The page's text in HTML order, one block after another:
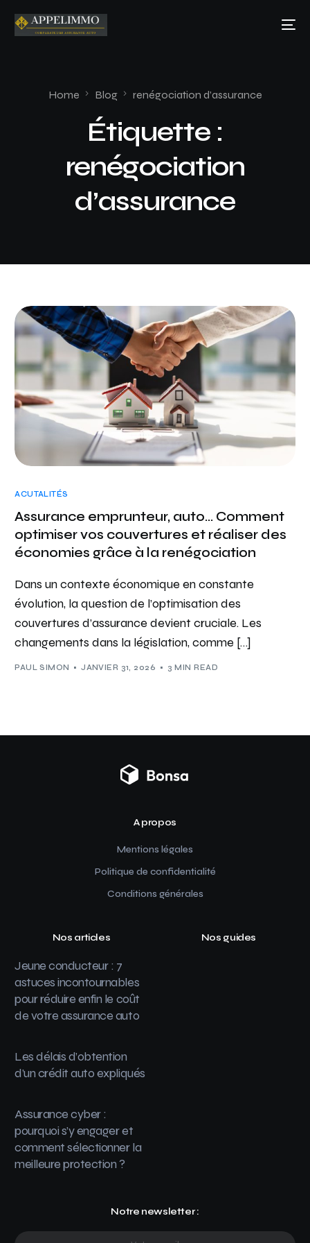
Home Blog renégociation d’assurance
Étiquette :
renégociation
d’assurance
ACUTALITÉS
Assurance emprunteur, auto… Comment
optimiser vos couvertures et réaliser des
économies grâce à la renégociation
Dans un contexte économique en constante
évolution, la question de l’optimisation des
couvertures d’assurance devient cruciale. Les
changements dans la législation, comme […]
PAUL SIMON JANVIER 31, 2026 3 MIN READ
A propos
Mentions légales
Politique de confidentialité
Conditions générales
Nos articles
Jeune conducteur : 7
astuces incontournables
pour réduire enfin le coût
de votre assurance auto
Les délais d’obtention
d’un crédit auto expliqués
Assurance cyber :
pourquoi s’y engager et
comment sélectionner la
meilleure protection ?
Nos guides
Notre newsletter :